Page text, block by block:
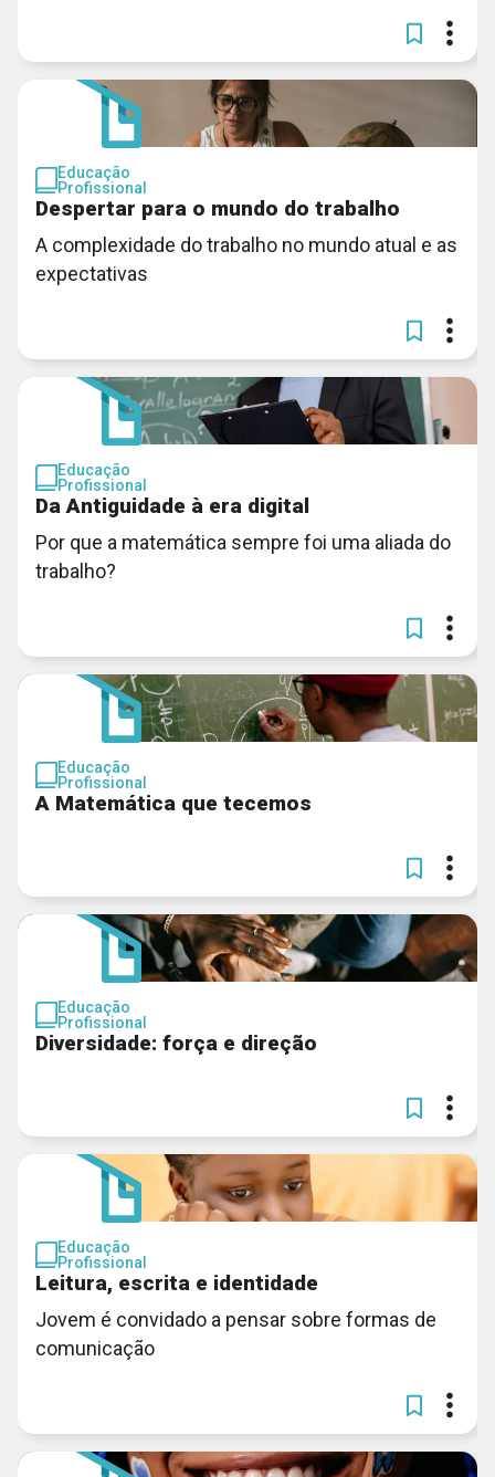
Educação
Profissional
Despertar para o mundo do trabalho
A complexidade do trabalho no mundo atual e as
expectativas
Educação
Profissional
Da Antiguidade à era digital
Por que a matemática sempre foi uma aliada do
trabalho?
Educação
Profissional
A Matemática que tecemos
Educação
Profissional
Diversidade: força e direção
Educação
Profissional
Leitura, escrita e identidade
Jovem é convidado a pensar sobre formas de
comunicação